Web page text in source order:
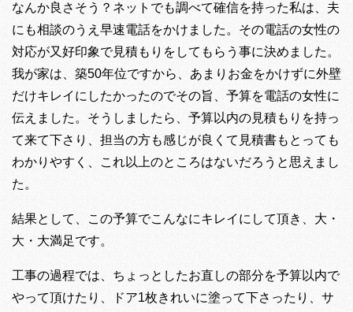
なんか良さそう？ネットでも調べて確信を持った私は、夫
にも相談のうえ早速電話をかけました。その電話の女性の
対応が又好印象で見積もりをしてもらう事に決めました。
我が家は、築50年位ですから、あまりお金をかけずに外壁
だけキレイにしたかったのでその旨、予算を電話の女性に
伝えました。そうしましたら、予算以内の見積もりを持っ
て来て下さり、担当の方も感じが良くて見積書もとっても
わかりやすく、これ以上のところはないだろうと思えまし
た。
結果として、この予算でこんなにキレイにして頂き、大・
大・大満足です。
工事の過程では、ちょっとしたお直しの部分を予算以内で
やって頂けたり、ドア1枚きれいに塗って下さったり、サ